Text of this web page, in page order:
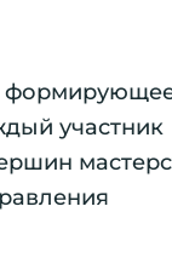
участник